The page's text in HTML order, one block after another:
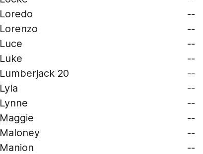
Loredo
--
Lorenzo
--
Luce
--
Luke
--
Lumberjack 20
--
Lyla
--
Lynne
--
Maggie
--
Maloney
--
Manion
--